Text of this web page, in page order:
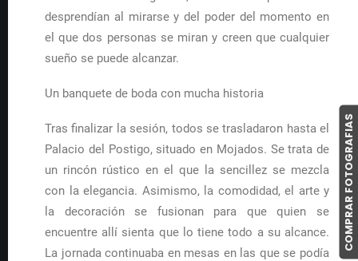
desprendían al mirarse y del poder del momento en
el que dos personas se miran y creen que cualquier
sueño se puede alcanzar.
Un banquete de boda con mucha historia
Tras finalizar la sesión, todos se trasladaron hasta el
Palacio del Postigo, situado en Mojados. Se trata de
un rincón rústico en el que la sencillez se mezcla
con la elegancia. Asimismo, la comodidad, el arte y
la decoración se fusionan para que quien se
encuentre allí sienta que lo tiene todo a su alcance.
La jornada continuaba en mesas en las que se podía
COMPRAR FOTOGRAFIAS